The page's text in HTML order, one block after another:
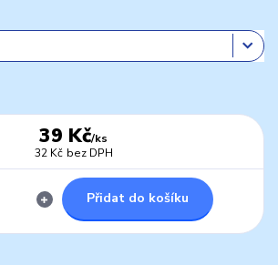
39 Kč/ks
32 Kč bez DPH
Přidat do košíku